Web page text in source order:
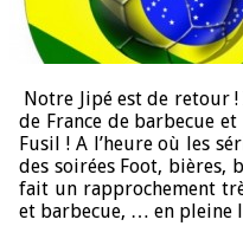
Notre Jipé est de retour
de France de barbecue
Fusil ! A l’heure où les
des soirées Foot, bières,
fait un rapprochement
et barbecue, … en pleine